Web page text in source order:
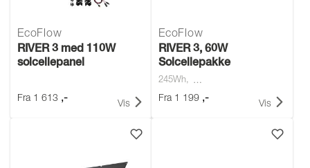
EcoFlow
RIVER 3 med 110W
solcellepanel
Fra 1 613 ,- Vis
EcoFlow
RIVER 3, 60W
Solcellepakke
245Wh
Fra 1 199 ,- Vis